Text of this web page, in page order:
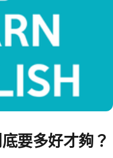
要多好才夠？